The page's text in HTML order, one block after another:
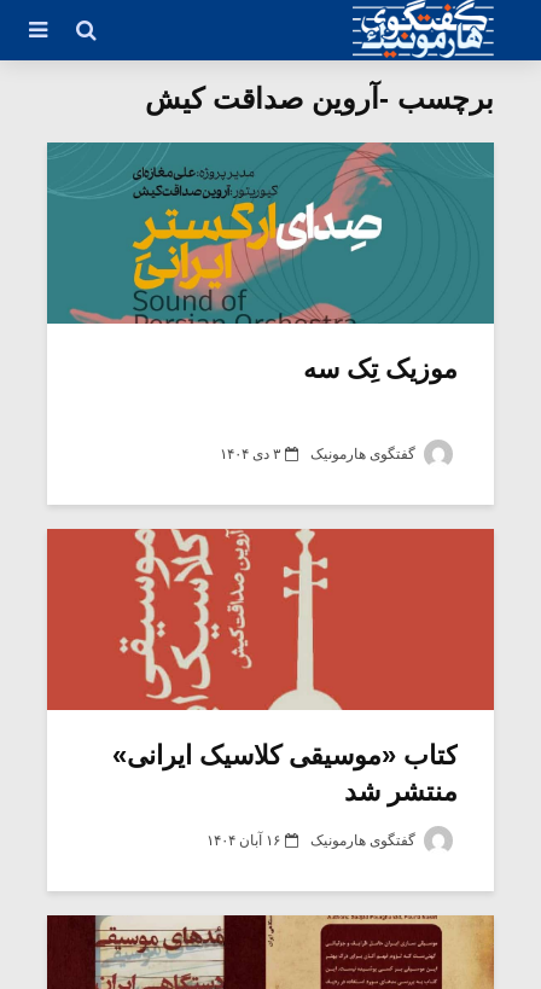
برچسب -آروین صداقت کیش
موزیک تِک سه
گفتگوی هارمونیک ۳ دی ۱۴۰۴
کتاب «موسیقی کلاسیک ایرانی»
منتشر شد
گفتگوی هارمونیک ۱۶ آبان ۱۴۰۴